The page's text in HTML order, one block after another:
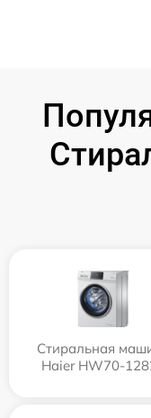
Стиральная
Haier HW70-